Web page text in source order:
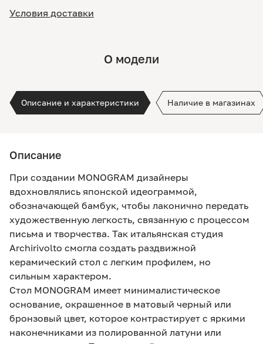
Условия доставки
О модели
Описание и характеристики Наличие в магазинах
Описание
При создании MONOGRAM дизайнеры
вдохновлялись японской идеограммой,
обозначающей бамбук, чтобы лаконично передать
художественную легкость, связанную с процессом
письма и творчества. Так итальянская студия
Archirivolto смогла создать раздвижной
керамический стол с легким профилем, но
сильным характером.
Стол MONOGRAM имеет минималистическое
основание, окрашенное в матовый черный или
бронзовый цвет, которое контрастирует с яркими
наконечниками из полированной латуни или